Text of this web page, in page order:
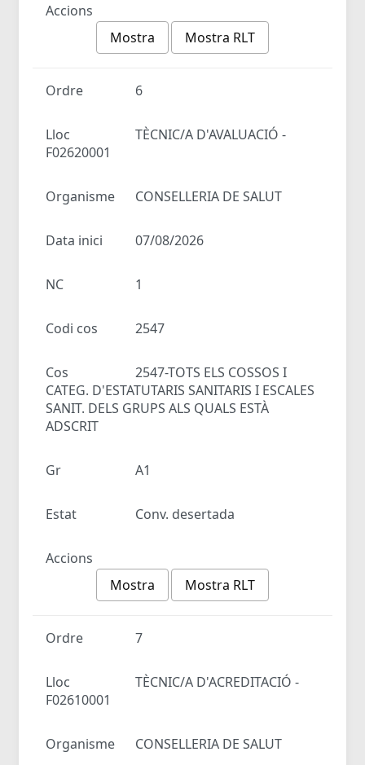
Accions
Mostra
Mostra RLT
Ordre 6
Lloc
TÈCNIC/A D'AVALUACIÓ -
F02620001
Organisme CONSELLERIA DE SALUT
Data inici 07/08/2026
NC 1
Codi cos 2547
Cos
2547-TOTS ELS COSSOS I
CATEG. D'ESTATUTARIS SANITARIS I ESCALES
SANIT. DELS GRUPS ALS QUALS ESTÀ
ADSCRIT
Gr A1
Estat Conv. desertada
Accions
Mostra
Mostra RLT
Ordre 7
Lloc
TÈCNIC/A D'ACREDITACIÓ -
F02610001
Organisme CONSELLERIA DE SALUT